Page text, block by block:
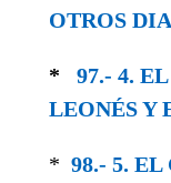
OTROS
* 97.- 4.
LEONÉS Y
* 98.- 5.